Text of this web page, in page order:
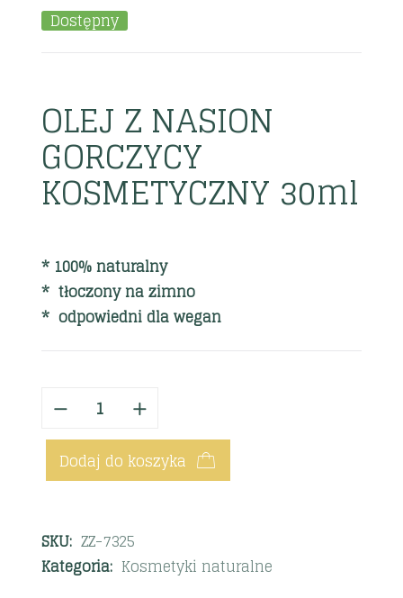
Dostępny
OLEJ Z NASION
GORCZYCY
KOSMETYCZNY 30ml
* 100% naturalny
* tłoczony na zimno
* odpowiedni dla wegan
Dodaj do koszyka
SKU: ZZ-7325
Kategoria: Kosmetyki naturalne